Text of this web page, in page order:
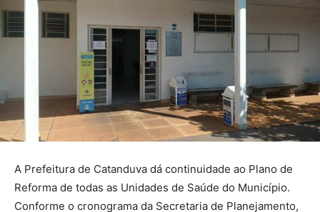
A Prefeitura de Catanduva dá continuidade ao Plano de
Reforma de todas as Unidades de Saúde do Município.
Conforme o cronograma da Secretaria de Planejamento,